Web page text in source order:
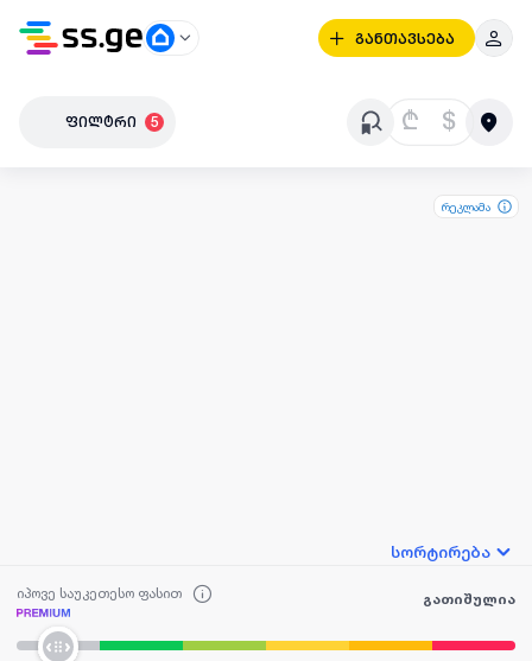
განთავსება
ფილტრი 5 ₾ $
რეკლამა
სორტირება
იპოვე საუკეთესო ფასით გათიშულია